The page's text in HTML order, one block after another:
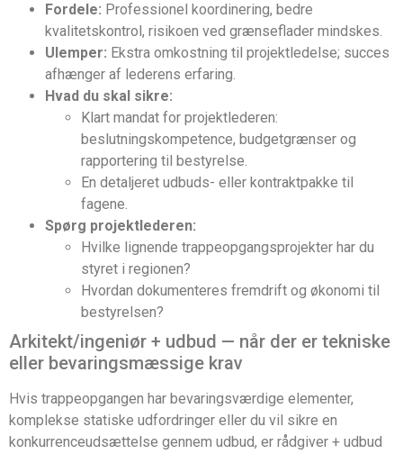
Fordele: Professionel koordinering, bedre
kvalitetskontrol, risikoen ved grænseflader mindskes.
Ulemper: Ekstra omkostning til projektledelse; succes
afhænger af lederens erfaring.
Hvad du skal sikre:
Klart mandat for projektlederen:
beslutningskompetence, budgetgrænser og
rapportering til bestyrelse.
En detaljeret udbuds- eller kontraktpakke til
fagene.
Spørg projektlederen:
Hvilke lignende trappeopgangsprojekter har du
styret i regionen?
Hvordan dokumenteres fremdrift og økonomi til
bestyrelsen?
Arkitekt/ingeniør + udbud — når der er tekniske
eller bevaringsmæssige krav
Hvis trappeopgangen har bevaringsværdige elementer,
komplekse statiske udfordringer eller du vil sikre en
konkurrenceudsættelse gennem udbud, er rådgiver + udbud